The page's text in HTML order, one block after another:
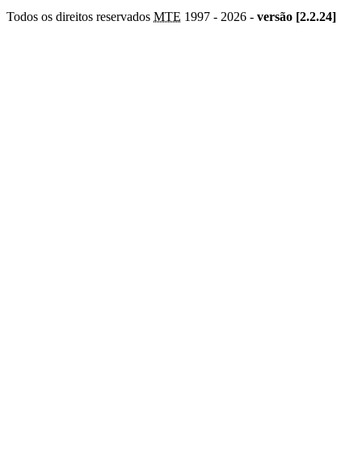
Todos os direitos reservados MTE 1997 - 2026 - versão [2.2.24]